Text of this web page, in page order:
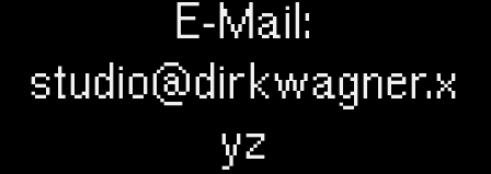
E-Mail:
studio@dirkwagner.x
yz